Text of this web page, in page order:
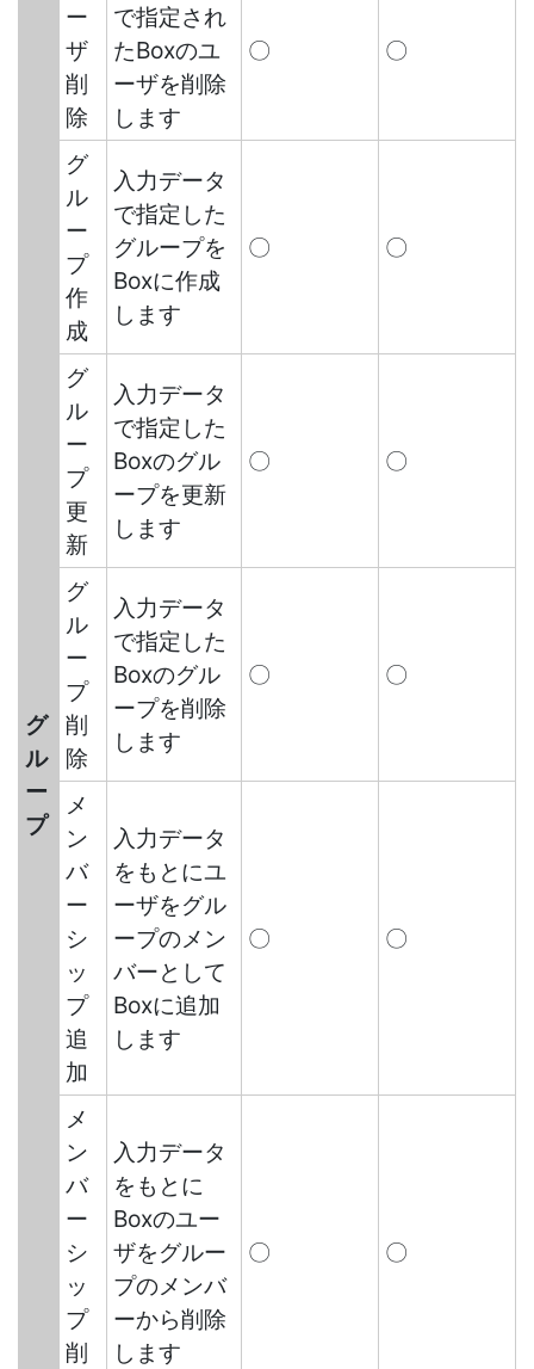
ー
ザ
削
除
で指定され
たBoxのユ
ーザを削除
します
〇 〇
グ
ル
ー
プ
グ
ル
ー
プ
作
成
入力データ
で指定した
グループを
Boxに作成
します
〇 〇
グ
ル
ー
プ
更
新
入力データ
で指定した
Boxのグル
ープを更新
します
〇 〇
グ
ル
ー
プ
削
除
入力データ
で指定した
Boxのグル
ープを削除
します
〇 〇
メ
ン
バ
ー
シ
ッ
プ
追
加
入力データ
をもとにユ
ーザをグル
ープのメン
バーとして
Boxに追加
します
〇 〇
メ
ン
バ
ー
シ
ッ
プ
削
入力データ
をもとに
Boxのユー
ザをグルー
プのメンバ
ーから削除
します
〇 〇